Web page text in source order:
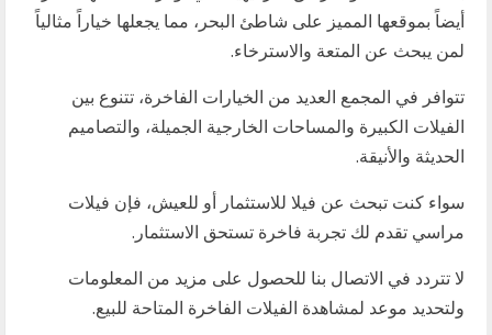
أيضاً بموقعها المميز على شاطئ البحر، مما يجعلها خياراً مثالياً
لمن يبحث عن المتعة والاسترخاء.
تتوافر في المجمع العديد من الخيارات الفاخرة، تتنوع بين
الفيلات الكبيرة والمساحات الخارجية الجميلة، والتصاميم
الحديثة والأنيقة.
سواء كنت تبحث عن فيلا للاستثمار أو للعيش، فإن فيلات
مراسي تقدم لك تجربة فاخرة تستحق الاستثمار.
لا تتردد في الاتصال بنا للحصول على مزيد من المعلومات
ولتحديد موعد لمشاهدة الفيلات الفاخرة المتاحة للبيع.